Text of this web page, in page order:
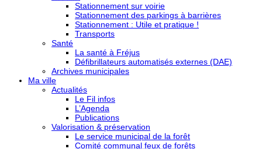
Stationnement sur voirie
Stationnement des parkings à barrières
Stationnement : Utile et pratique !
Transports
Santé
La santé à Fréjus
Défibrillateurs automatisés externes (DAE)
Archives municipales
Ma ville
Actualités
Le Fil infos
L’Agenda
Publications
Valorisation & préservation
Le service municipal de la forêt
Comité communal feux de forêts